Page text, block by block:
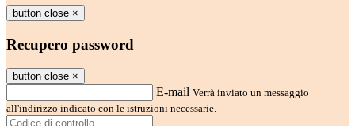
button close ×
Recupero password
button close ×
E-mail Verrà inviato un messaggio
all'indirizzo indicato con le istruzioni necessarie.